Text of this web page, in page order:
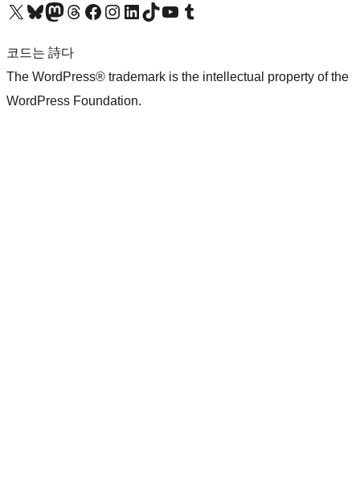
X(이전 트위터) 계정 방문하기블루스카이 계정 방문하기마스토돈 계정 방문하기스레드 계정 방문하기 페이스북 페이지 방문하기인스타그램 계정 방문하기 LinkedIn 계정 방문하기틱톡 계정 방문하기유튜브 채널 방문하기 텀블러 계정 방문하기
코드는 詩다
The WordPress® trademark is the intellectual property of the
WordPress Foundation.